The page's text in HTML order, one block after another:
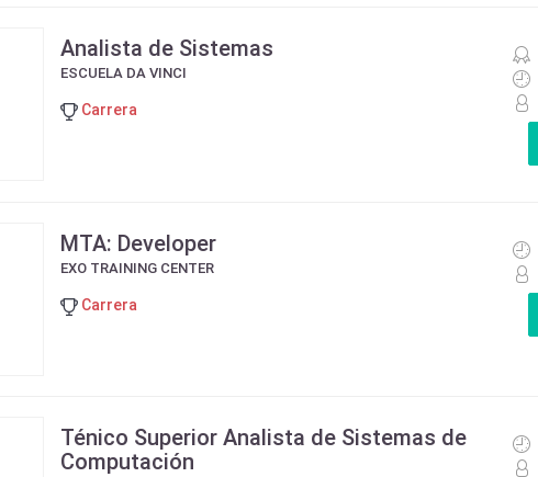
Analista de Sistemas
ESCUELA DA VINCI
Carrera
MTA: Developer
EXO TRAINING CENTER
Carrera
Ténico Superior Analista de Sistemas de
Computación